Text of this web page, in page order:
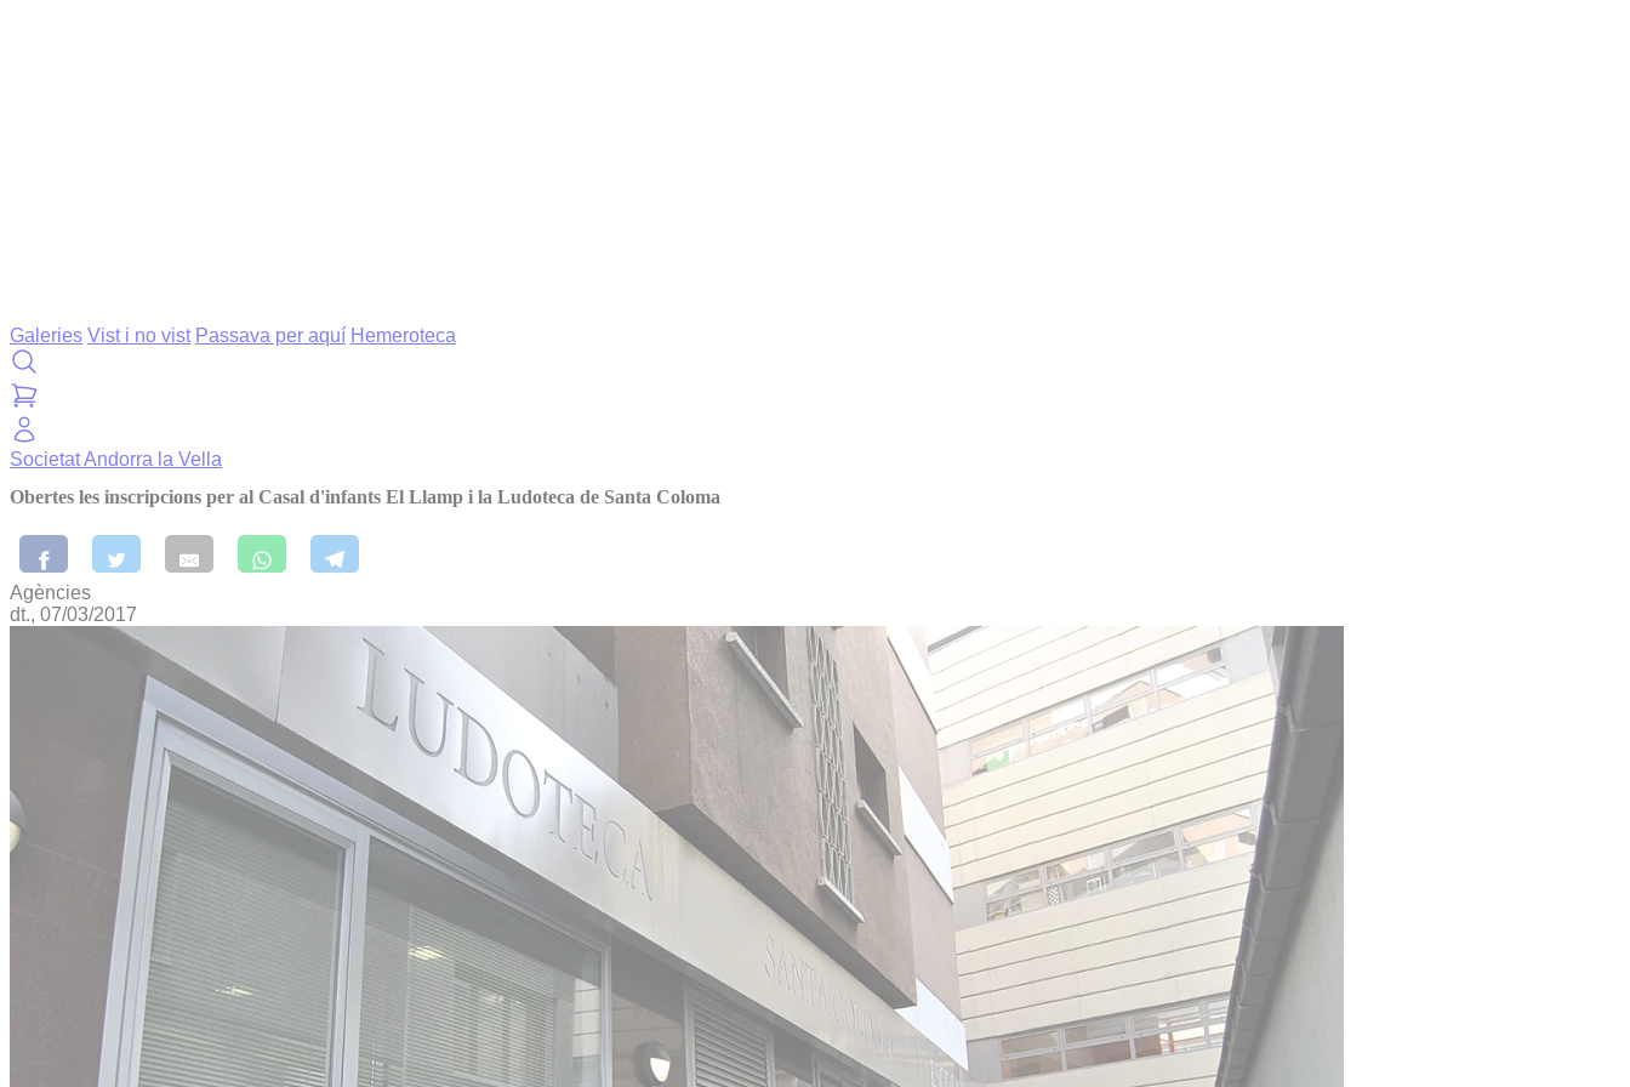
Galeries Vist i no vist Passava per aquí Hemeroteca
SocietatAndorra la Vella
Obertes les inscripcions per al Casal d'infants El Llamp i la Ludoteca de Santa Coloma
Agències
dt., 07/03/2017